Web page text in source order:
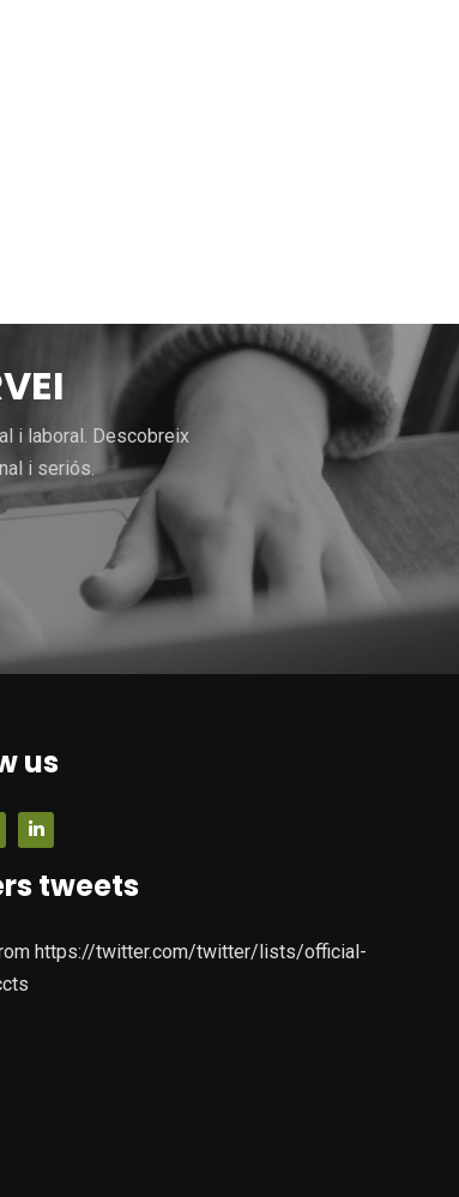
i laboral. Descobreix
i seriós.
us
tweets
https://twitter.com/twitter/lists/official-